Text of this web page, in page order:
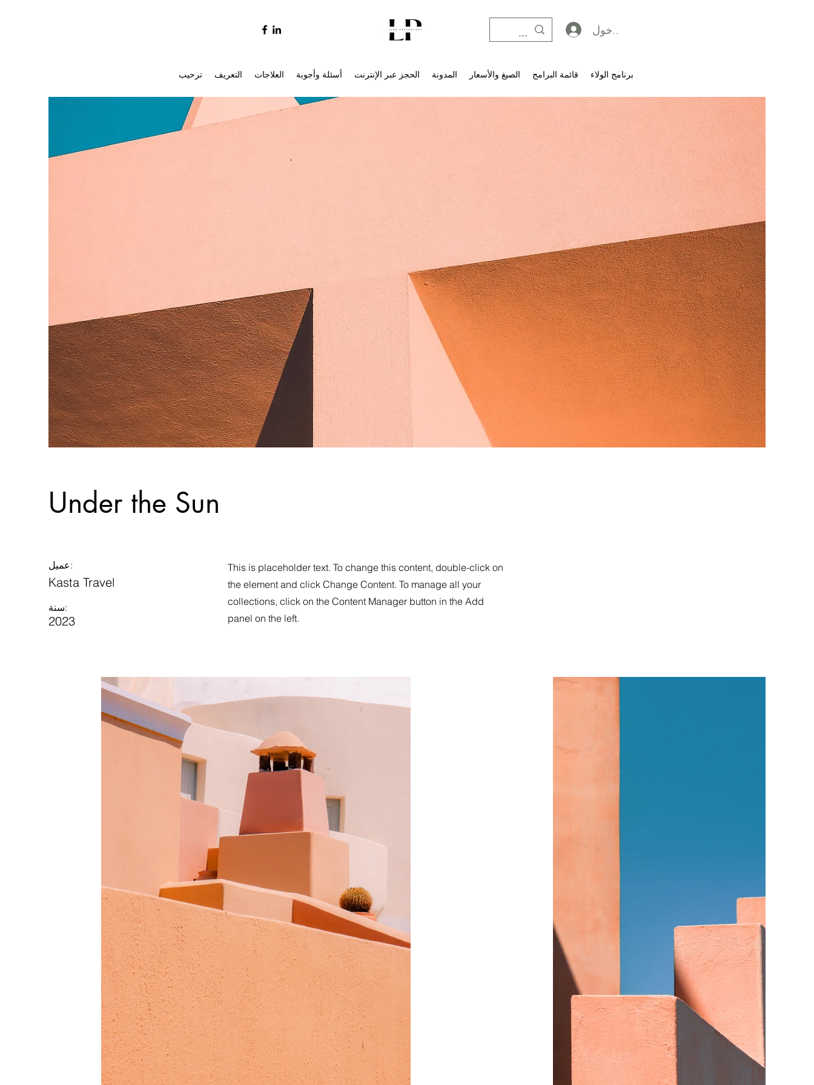
تسجيل الدخول
ترحيب التعريف العلاجات أسئلة وأجوبة الحجز عبر الإنترنت المدونة الصيغ والأسعار قائمة البرامج برنامج الولاء
Under the Sun
عميل:
Kasta Travel
سنة:
2023
This is placeholder text. To change this content, double-click on
the element and click Change Content. To manage all your
collections, click on the Content Manager button in the Add
panel on the left.